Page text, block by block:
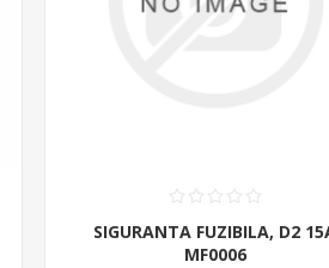
SIGURANTA FUZIBILA, D2
MF0006